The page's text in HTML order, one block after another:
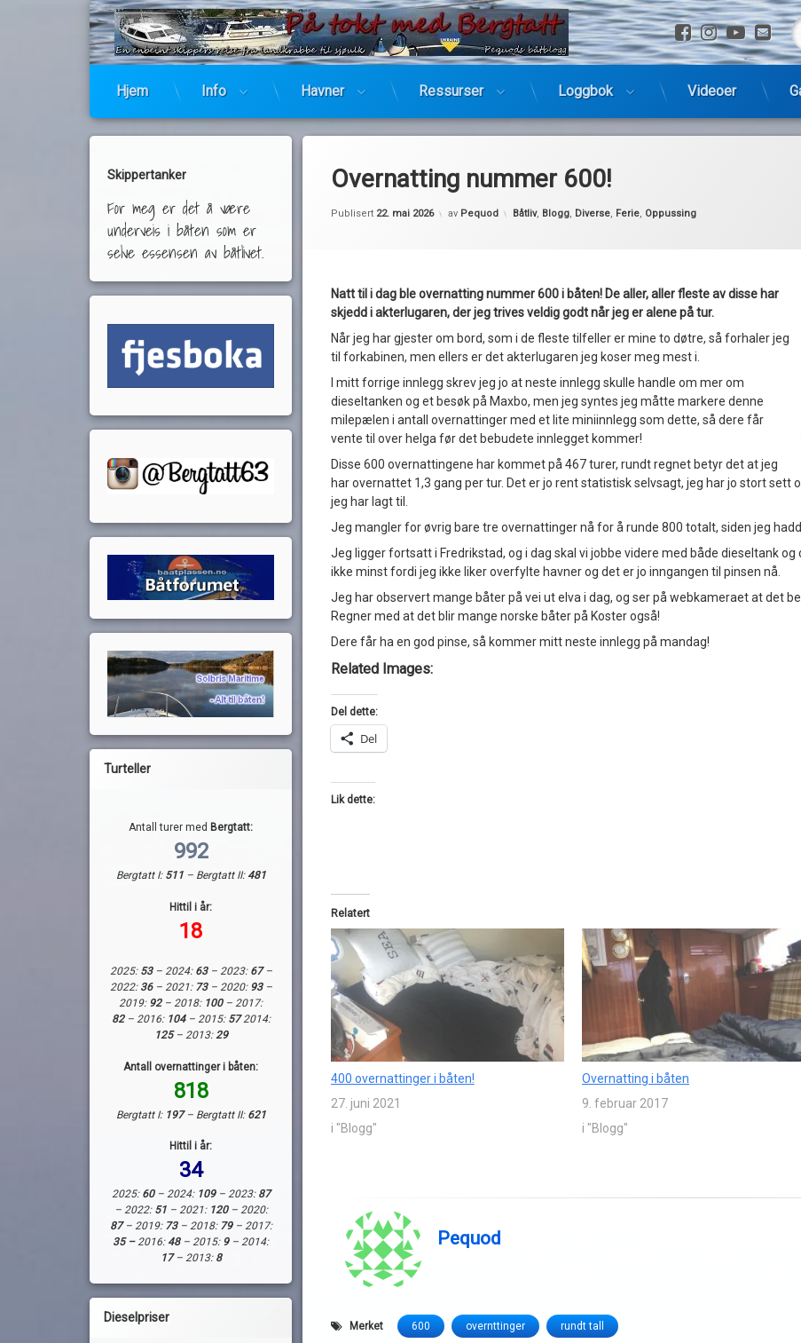
Facebook
Instagram
E-
Hjem Info Havner Ressurser Loggbok Videoer
Overnatting nummer 600!
Publisert 22. mai 2026 av Pequod Kategorier:
Båtliv, Blogg, Diverse, Ferie, Oppussing
Natt til i dag ble overnatting nummer 600 i båten! De aller, aller fleste av disse har
skjedd i akterlugaren, der jeg trives veldig godt når jeg er alene på tur.
Når jeg har gjester om bord, som i de fleste tilfeller er mine to døtre, så forhaler jeg
til forkabinen, men ellers er det akterlugaren jeg koser meg mest i.
I mitt forrige innlegg skrev jeg jo at neste innlegg skulle handle om mer om
dieseltanken og et besøk på Maxbo, men jeg syntes jeg måtte markere denne
milepælen i antall overnattinger med et lite miniinnlegg som dette, så dere får
vente til over helga før det bebudete innlegget kommer!
Disse 600 overnattingene har kommet på 467 turer, rundt regnet betyr det at jeg
har overnattet 1,3 gang per tur. Det er jo rent statistisk selvsagt, jeg har jo stort
jeg har lagt til.
Jeg mangler for øvrig bare tre overnattinger nå for å runde 800 totalt, siden jeg
Jeg ligger fortsatt i Fredrikstad, og i dag skal vi jobbe videre med både dieseltank
ikke minst fordi jeg ikke liker overfylte havner og det er jo inngangen til pinsen nå.
Jeg har observert mange båter på vei ut elva i dag, og ser på webkameraet at det
Regner med at det blir mange norske båter på Koster også!
Dere får ha en god pinse, så kommer mitt neste innlegg på mandag!
Related Images:
Del dette:
Del
Lik dette:
Relatert
400 overnattinger i båten!
27. juni 2021
i "Blogg"
Overnatting i båten
9. februar 2017
i "Blogg"
Pequod
Merket 600 overnttinger rundt tall
Skippertanker
For meg er det å være
underveis i båten som er
selve essensen av båtlivet.
Turteller
Antall turer med Bergtatt:
992
Bergtatt I: 511 – Bergtatt II:481
Hittil i år:
18
2025: 53– 2024:63– 2023: 67–
2022: 36– 2021: 73– 2020: 93–
2019: 92– 2018: 100 – 2017:
82– 2016: 104– 2015: 572014:
125– 2013: 29
Antall overnattinger i båten:
818
Bergtatt I: 197– Bergtatt II: 621
Hittil i år:
34
2025: 60– 2024: 109– 2023: 87
– 2022: 51– 2021: 120– 2020:
87– 2019: 73– 2018: 79– 2017:
35 –2016:48– 2015: 9 – 2014:
17– 2013: 8
Dieselpriser